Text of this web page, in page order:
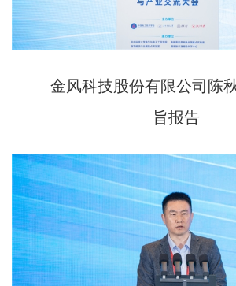
金风科技股份有限公司陈
旨报告